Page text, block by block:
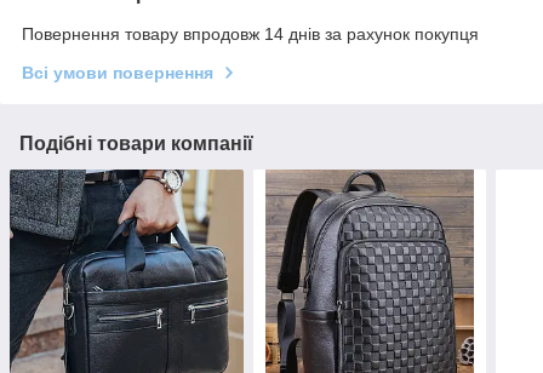
Повернення товару впродовж 14 днів за рахунок покупця
Всі умови повернення
Подібні товари компанії